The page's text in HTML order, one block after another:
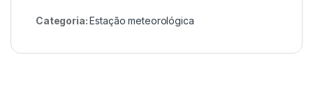
Categoria:Estação meteorológica